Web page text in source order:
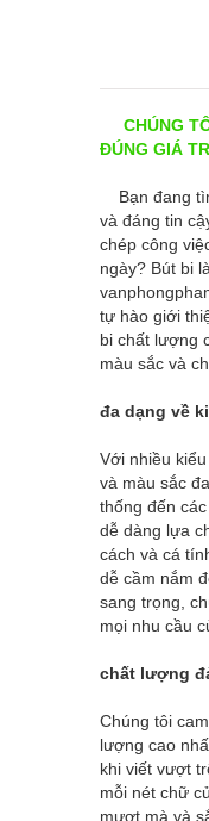
CHÚNG
ĐÚNG GIÁ
Bạn đang
và đáng tin
chép công
ngày? Bút bi
tự hào giới
bi chất lượng
màu sắc và
đa dạng về
Với nhiều
và màu sắc
thống đến
dễ dàng lựa
cách và cá
dễ cầm nắm
sang trọng,
mọi nhu cầu
chất lượng
Chúng tôi
lượng cao
khi viết vượt
mỗi nét chữ
mượt mà và